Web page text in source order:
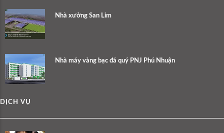
Nhà xưởng San Lim
Nhà máy vàng bạc đá quý PNJ Phú Nhuận
DỊCH VỤ